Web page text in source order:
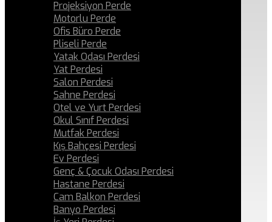
Projeksiyon Perde
Motorlu Perde
Ofis Büro Perde
Pliseli Perde
Yatak Odası Perdesi
Yat Perdesi
Salon Perdesi
Sahne Perdesi
Otel ve Yurt Perdesi
Okul Sınıf Perdesi
Mutfak Perdesi
Kış Bahçesi Perdesi
Ev Perdesi
Genç & Çocuk Odası Perdesi
Hastane Perdesi
Cam Balkon Perdesi
Banyo Perdesi